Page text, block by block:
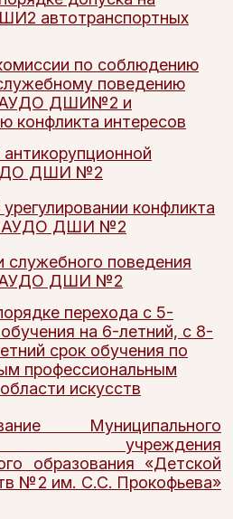
автотранспортных
по соблюдению
поведению
ДШИ№2 и
конфликта интересов
ДШИ №2
конфликта
ДШИ №2
служебного поведения
ДШИ №2
перехода с 5-
на 6-летний, с 8-
срок обучения по
профессиональным
искусств
Муниципального
учреждения
образования «Детской
№2 им. С.С. Прокофьева»